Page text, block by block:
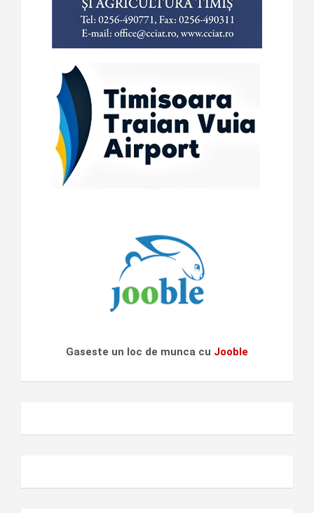
Gaseste un loc de munca cu Jooble